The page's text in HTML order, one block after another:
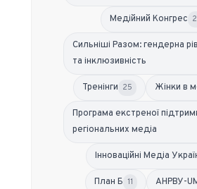
Медійний Конгрес
Сильніші Разом: гендерна
та інклюзивність
Тренінги 25 Жінки в
Програма екстреної
регіональних медіа
Інноваційні Медіа
План Б 11 АНРВУ-